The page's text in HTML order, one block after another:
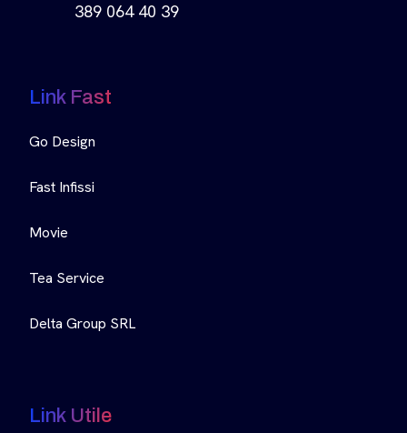
389 064 40 39
Link Fast
Go Design
Fast Infissi
Movie
Tea Service
Delta Group SRL
Link Utile